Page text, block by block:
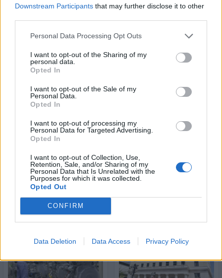
Downstream Participants that may further disclose it to other
Personal Data Processing Opt Outs
I want to opt-out of the Sharing of my
personal data.
Opted In
I want to opt-out of the Sale of my
Personal Data.
Opted In
I want to opt-out of processing my
Personal Data for Targeted Advertising.
Opted In
I want to opt-out of Collection, Use,
Retention, Sale, and/or Sharing of my
Personal Data that Is Unrelated with the
Purposes for which it was collected.
Opted Out
CONFIRM
Data Deletion Data Access Privacy Policy
Το FIAT 500 Hybrid τώρα από
18.990 ευρώ
Ατρόμητος και Novibet
συνεχίζουν μαζί: Ανανέωση της
2028
18η συνεχόμενη χρονιά για τον ΟΤΕ στη διεθνή σειρά δεικτών
FTSE4Good
Alpha Bank: Για πρώτη φορά το Αρχαίο Θέατρο Επιδαύρου άνοιξε τις
ΠΕΡΙΣΣΌΤΕΡΑ ΣΕ ΑΥΤΉ ΤΗΝ ΚΑΤΗΓΟΡΊΑ